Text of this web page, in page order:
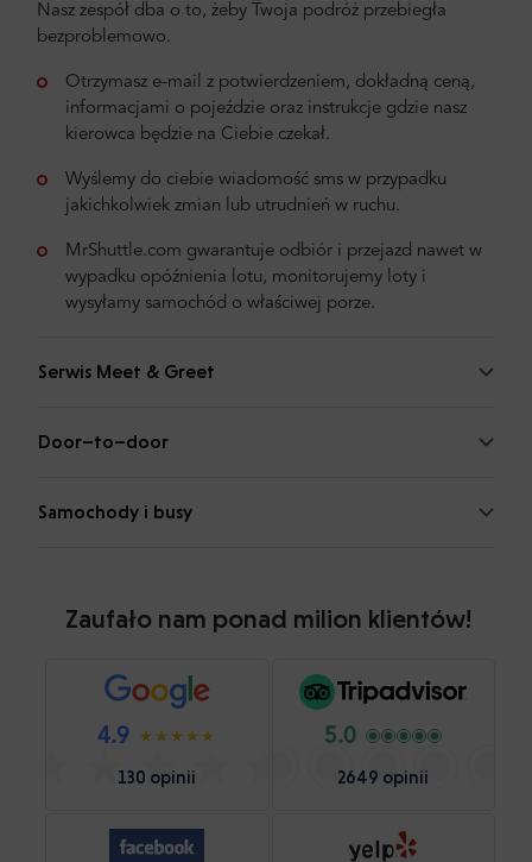
Nasz zespół dba o to, żeby Twoja podróż przebiegła
bezproblemowo.
Otrzymasz e-mail z potwierdzeniem, dokładną ceną,
informacjami o pojeździe oraz instrukcje gdzie nasz
kierowca będzie na Ciebie czekał.
Wyślemy do ciebie wiadomość sms w przypadku
jakichkolwiek zmian lub utrudnień w ruchu.
MrShuttle.com gwarantuje odbiór i przejazd nawet w
wypadku opóźnienia lotu, monitorujemy loty i
wysyłamy samochód o właściwej porze.
Serwis Meet & Greet
Door–to–door
Samochody i busy
Zaufało nam ponad milion klientów!
4.9
130 opinii
5.0
2649 opinii